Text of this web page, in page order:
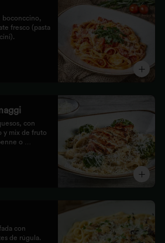
boconccino,
fresco (pasta
con
y mix de fruto
o
con
de rúgula.